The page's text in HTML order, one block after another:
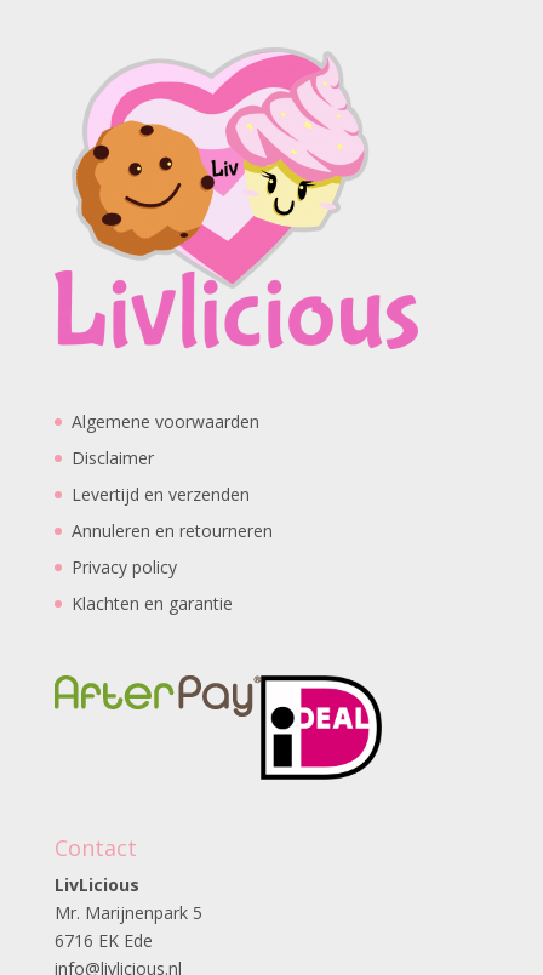
Algemene voorwaarden
Disclaimer
Levertijd en verzenden
Annuleren en retourneren
Privacy policy
Klachten en garantie
Contact
LivLicious
Mr. Marijnenpark 5
6716 EK Ede
info@livlicious.nl